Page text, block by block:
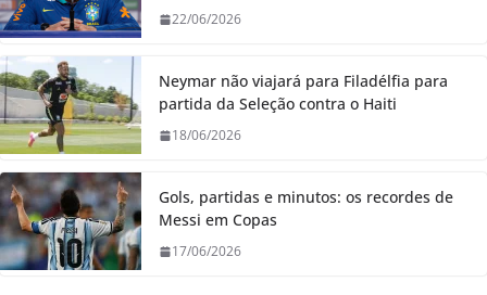
22/06/2026
Neymar não viajará para Filadélfia para
partida da Seleção contra o Haiti
18/06/2026
Gols, partidas e minutos: os recordes de
Messi em Copas
17/06/2026